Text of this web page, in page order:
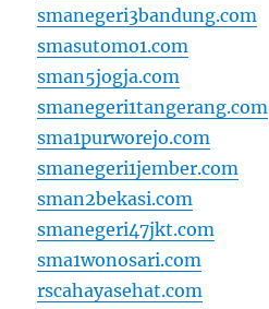
smanegeri3bandung.com
smasutomo1.com
sman5jogja.com
smanegeri1tangerang.com
sma1purworejo.com
smanegeri1jember.com
sman2bekasi.com
smanegeri47jkt.com
sma1wonosari.com
rscahayasehat.com